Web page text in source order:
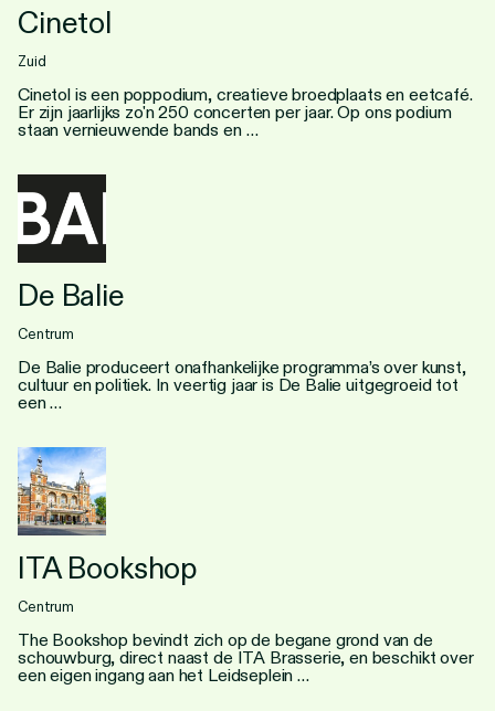
Cinetol
Zuid
Cinetol is een poppodium, creatieve broedplaats en eetcafé.
Er zijn jaarlijks zo'n 250 concerten per jaar. Op ons podium
staan vernieuwende bands en …
De Balie
Centrum
De Balie produceert onafhankelijke programma’s over kunst,
cultuur en politiek. In veertig jaar is De Balie uitgegroeid tot
een …
ITA Bookshop
Centrum
The Bookshop bevindt zich op de begane grond van de
schouwburg, direct naast de ITA Brasserie, en beschikt over
een eigen ingang aan het Leidseplein …